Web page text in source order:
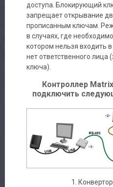
Каталог
Производители
доступа. Блокирующий
запрещает открывание
прописанным ключам.
в случаях, где
котором нельзя входить
нет ответственного лица
ключа).
Контроллер
подключить
1.